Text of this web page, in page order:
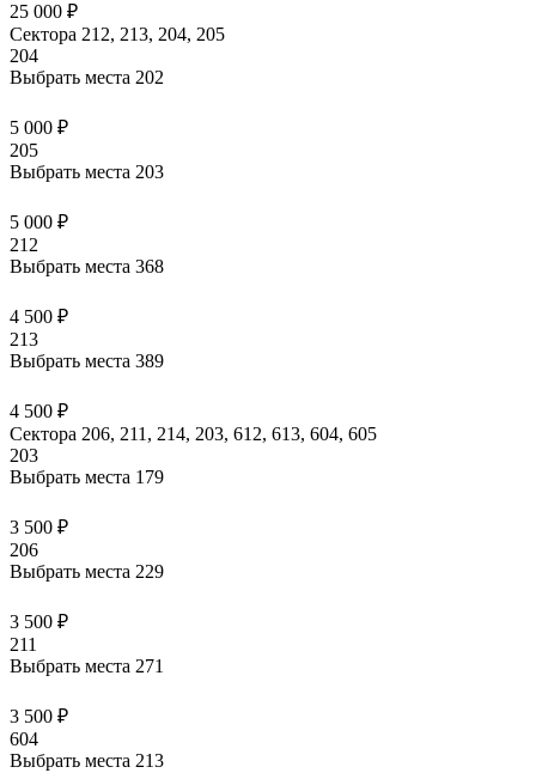
25 000 ₽
Сектора 212, 213, 204, 205
204
Выбрать места 202
5 000 ₽
205
Выбрать места 203
5 000 ₽
212
Выбрать места 368
4 500 ₽
213
Выбрать места 389
4 500 ₽
Сектора 206, 211, 214, 203, 612, 613, 604, 605
203
Выбрать места 179
3 500 ₽
206
Выбрать места 229
3 500 ₽
211
Выбрать места 271
3 500 ₽
604
Выбрать места 213